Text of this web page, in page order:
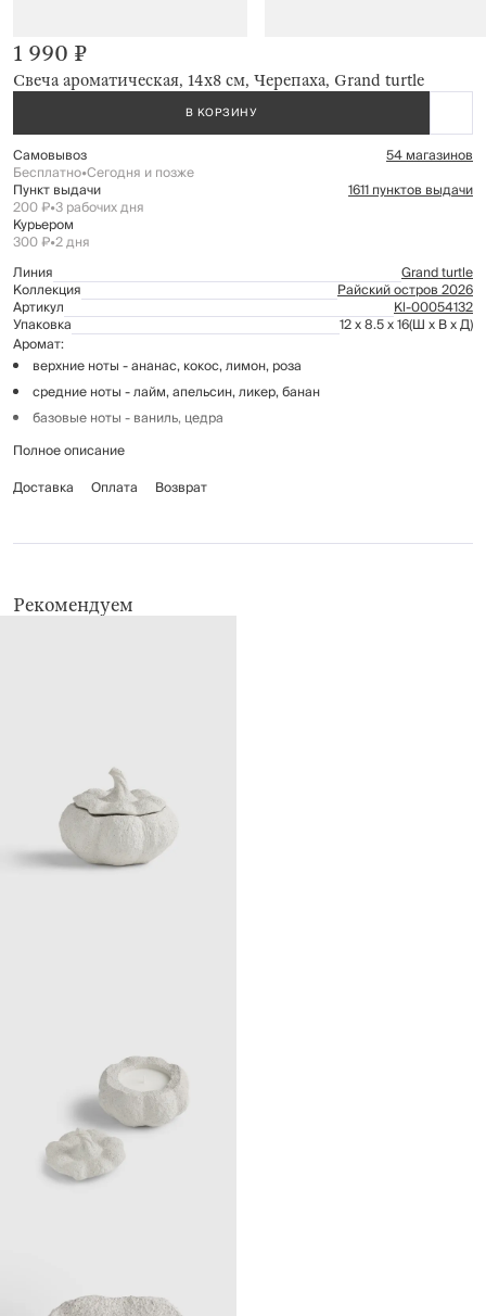
Свеча ароматическая, 14х8 см, Черепаха, Grand turtle
1 990 ₽
В КОРЗИНУ
Самовывоз 54 магазинов
Бесплатно•Сегодня и позже
Пункт выдачи 1611 пунктов выдачи
200 ₽•3 рабочих дня
Курьером
300 ₽•2 дня
Линия
Grand turtle
Коллекция Райский остров 2026
Артикул Kl-00054132
Упаковка 12 x 8.5 x 16(Ш x В x Д)
Аромат:
верхние ноты - ананас, кокос, лимон, роза
средние ноты - лайм, апельсин, ликер, банан
базовые ноты - ваниль, цедра
Материал: воск, полирезин.
Полное описание
Доставка
Оплата Возврат
Рекомендуем